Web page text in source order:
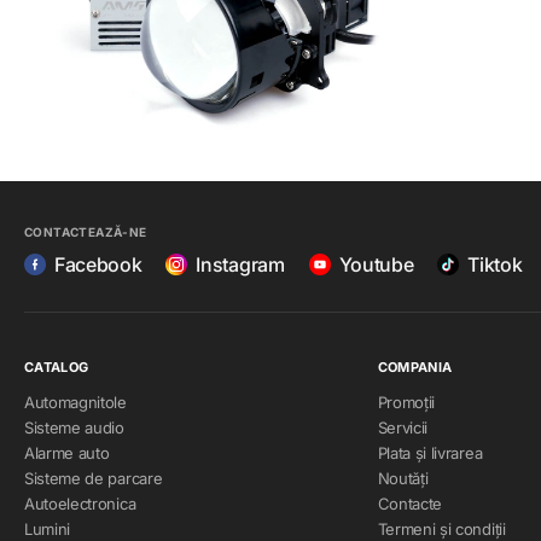
CONTACTEAZĂ-NE
Facebook Instagram Youtube Tiktok
CATALOG
Automagnitole
Sisteme audio
Alarme auto
Sisteme de parcare
Autoelectronica
Lumini
COMPANIA
Promoții
Servicii
Plata și livrarea
Noutăți
Contacte
Termeni și condiții